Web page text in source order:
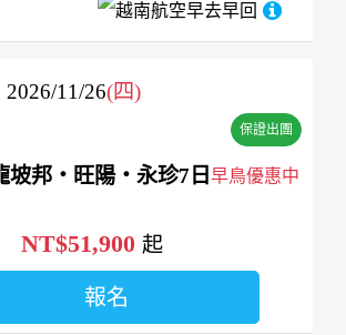
越南航空早去早回
保證出團
2026/11/26(四)
坡邦‧旺陽‧永珍7日 早鳥優惠中
NT$51,900 起
報名